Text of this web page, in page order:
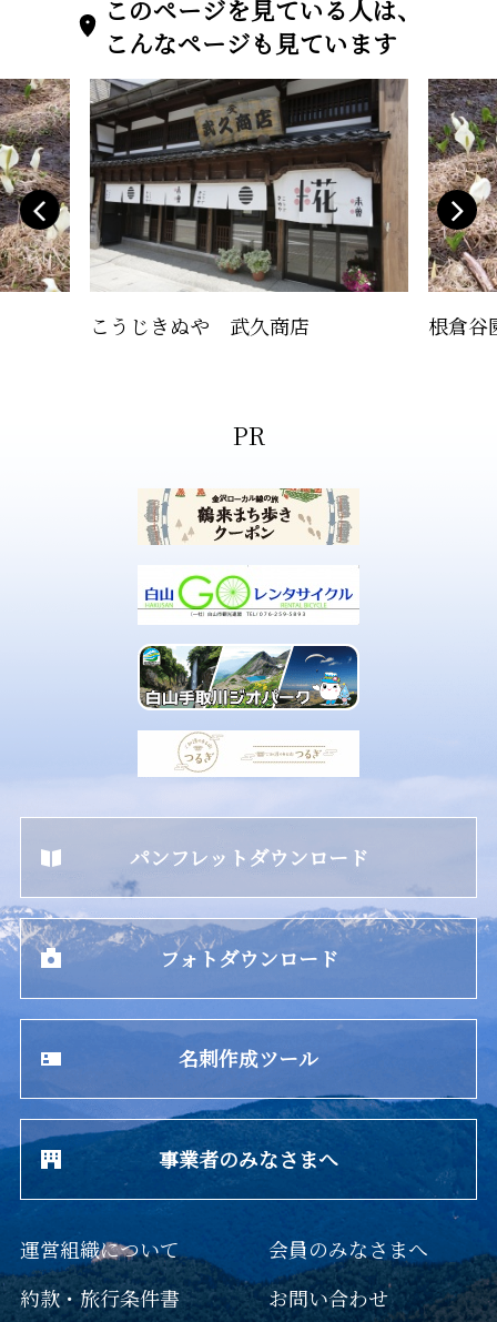
このページを見ている人は、
こんなページも見ています
こうじきぬや 武久商店 根倉谷
パンフレットダウンロード
フォトダウンロード
名刺作成ツール
事業者のみなさまへ
運営組織について
約款・旅行条件書
会員のみなさまへ
お問い合わせ